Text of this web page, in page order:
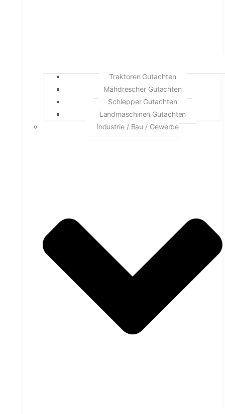
Traktoren Gutachten
Mähdrescher Gutachten
Schlepper Gutachten
Landmaschinen Gutachten
Industrie / Bau / Gewerbe